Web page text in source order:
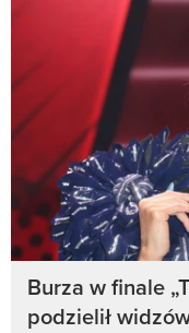
Burza w finale
podzielił